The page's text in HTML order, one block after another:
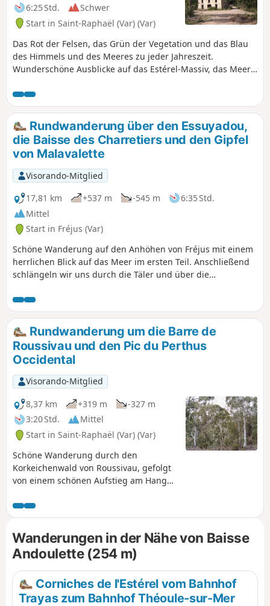
6:25 Std.
Schwer
Start in Saint-Raphaël (Var) (Var)
Das Rot der Felsen, das Grün der Vegetation und das Blau
des Himmels und des Meeres zu jeder Jahreszeit.
Wunderschöne Ausblicke auf das Estérel-Massiv, das Meer
Rundwanderung über den Essuyadou,
die Baisse des Charretiers und den Gipfel
von Malavalette
Visorando-Mitglied
17,81 km
+537 m -545 m
6:35 Std.
Mittel
Start in Fréjus (Var)
Schöne Wanderung auf den Anhöhen von Fréjus mit einem
herrlichen Blick auf das Meer im ersten Teil. Anschließend
schlängeln wir uns durch die Täler und über die
Eukalyptuswälder.
Rundwanderung um die Barre de
Roussivau und den Pic du Perthus
Occidental
Visorando-Mitglied
8,37 km
+319 m
-327 m
3:20 Std.
Mittel
Start in Saint-Raphaël (Var) (Var)
Schöne Wanderung durch den
Korkeichenwald von Roussivau, gefolgt
von einem schönen Aufstieg am Hang
Plateau der Baisse Andoulette und der
Baisse des Charretiers. Schöne
Panoramablicke auf die
symbolträchtigen Gipfel des Estérel und
den Golf von Fréjus. Abstieg in ein
enges Tal.
Wanderungen in der Nähe von Baisse
Andoulette (254 m)
Corniches de l'Estérel vom Bahnhof
Trayas zum Bahnhof Théoule-sur-Mer